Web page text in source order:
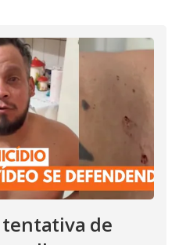
de